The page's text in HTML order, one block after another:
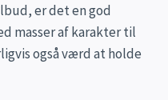
er det en god
masser af karakter til
også værd at holde